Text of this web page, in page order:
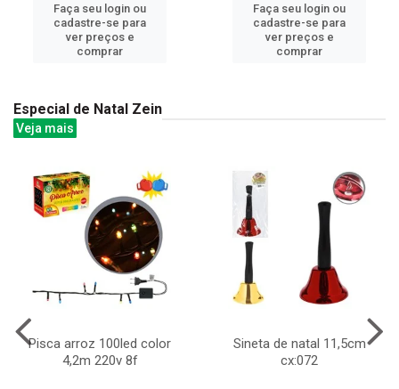
Faça seu login ou
cadastre-se para
ver preços e
comprar
Faça seu login ou
cadastre-se para
ver preços e
comprar
Especial de Natal Zein
Veja mais
Pisca arroz 100led color
4,2m 220v 8f
Sineta de natal 11,5cm
cx:072